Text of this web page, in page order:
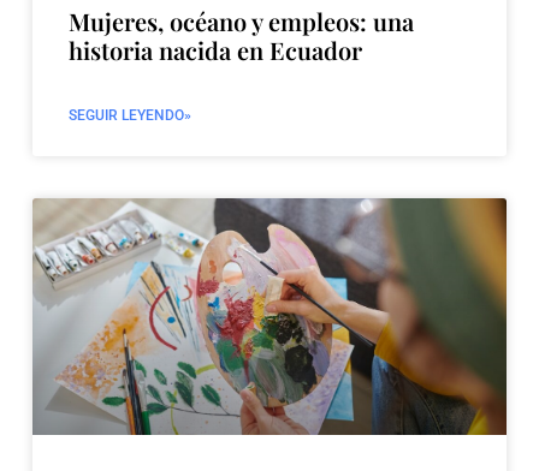
Mujeres, océano y empleos: una
historia nacida en Ecuador
SEGUIR LEYENDO»